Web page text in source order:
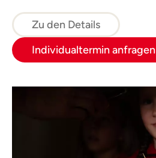
Zu den Details
Individualtermin anfragen